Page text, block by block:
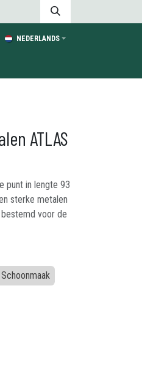
NEDERLANDS
ATLAS
punt in lengte 93
sterke metalen
voor de
Schoonmaak